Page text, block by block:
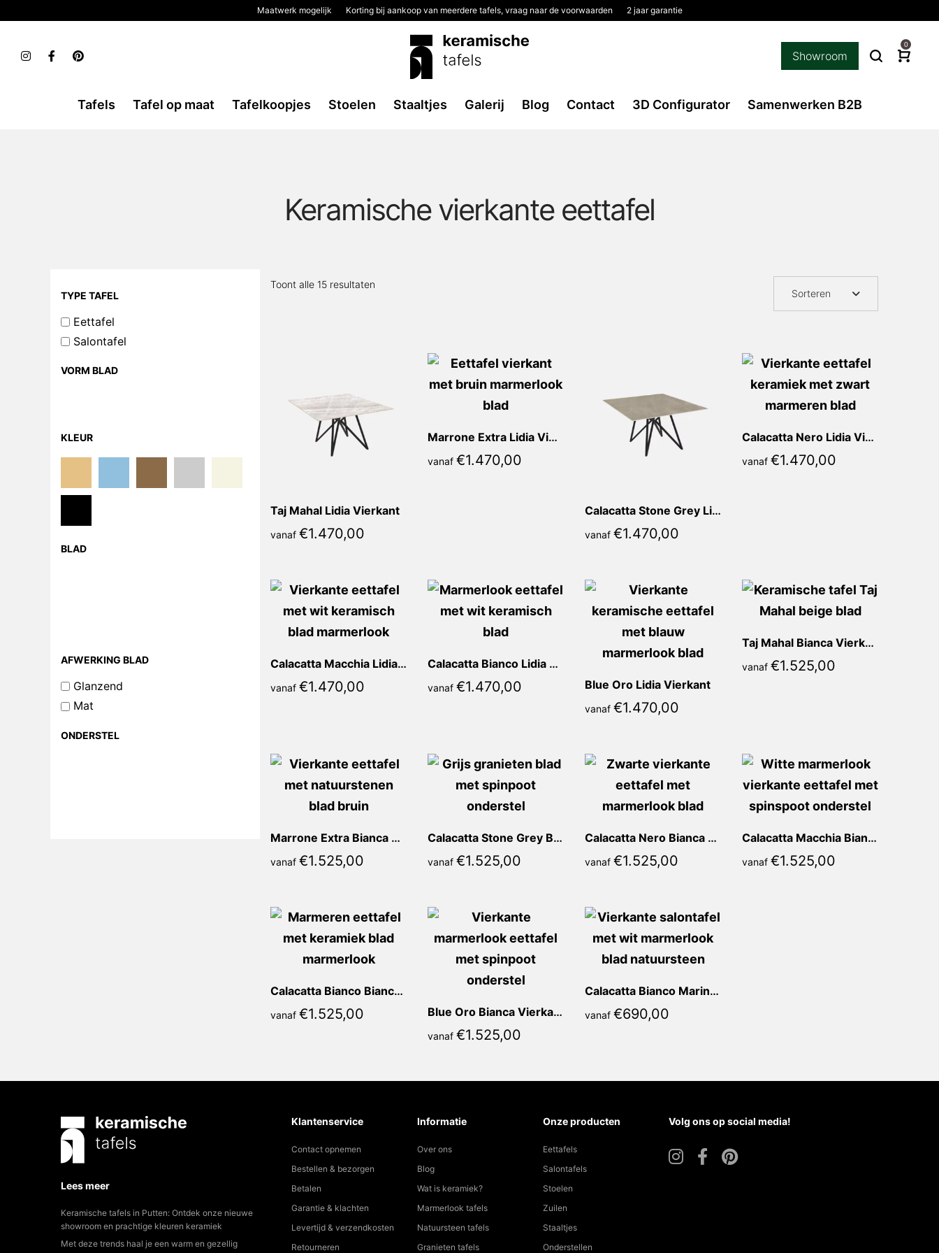
Maatwerk mogelijk Korting bij aankoop van meerdere tafels, vraag naar de voorwaarden 2 jaar garantie
Showroom
0
Tafels Tafel op maat Tafelkoopjes Stoelen Staaltjes Galerij Blog Contact 3D Configurator Samenwerken B2B
Keramische vierkante eettafel
Toont alle 15 resultaten
Sorteren
Taj Mahal Lidia Vierkant
vanaf €1.470,00
Marrone Extra Lidia Vierkant
vanaf €1.470,00
Calacatta Stone Grey Lidia Vierkant
vanaf €1.470,00
Calacatta Nero Lidia Vierkant
vanaf €1.470,00
Calacatta Macchia Lidia Vierkant
vanaf €1.470,00
Calacatta Bianco Lidia Vierkant
vanaf €1.470,00 Blue Oro Lidia Vierkant
vanaf €1.470,00
Taj Mahal Bianca Vierkant
vanaf €1.525,00
Marrone Extra Bianca Vierkant
vanaf €1.525,00
Calacatta Stone Grey Bianca Vierkant
vanaf €1.525,00
Calacatta Nero Bianca Vierkant
vanaf €1.525,00
Calacatta Macchia Bianca Vierkant
vanaf €1.525,00
Calacatta Bianco Bianca Vierkant
vanaf €1.525,00 Blue Oro Bianca Vierkant
vanaf €1.525,00
Calacatta Bianco Marina Vierkant
vanaf €690,00
TYPE TAFEL
Eettafel
Salontafel
VORM BLAD
KLEUR
BLAD
AFWERKING BLAD
Glanzend
Mat
ONDERSTEL
Lees meer
Keramische tafels in Putten: Ontdek onze nieuwe
showroom en prachtige kleuren keramiek
Met deze trends haal je een warm en gezellig
Klantenservice
Contact opnemen
Bestellen & bezorgen
Betalen
Garantie & klachten
Levertijd & verzendkosten
Retourneren
Informatie
Over ons
Blog
Wat is keramiek?
Marmerlook tafels
Natuursteen tafels
Granieten tafels
Onze producten
Eettafels
Salontafels
Stoelen
Zuilen
Staaltjes
Onderstellen
Volg ons op social media!